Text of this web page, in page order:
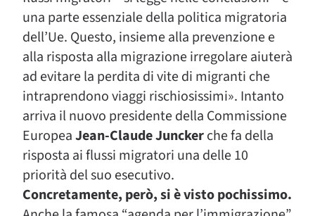
una parte essenziale della politica migratoria
dell’Ue. Questo, insieme alla prevenzione e
alla risposta alla migrazione irregolare aiuterà
ad evitare la perdita di vite di migranti che
intraprendono viaggi rischiosissimi». Intanto
arriva il nuovo presidente della Commissione
EuropeaJean-Claude Junckerche fa della
risposta ai flussi migratori una delle 10
priorità del suo esecutivo.
Concretamente, però, si è visto pochissimo.